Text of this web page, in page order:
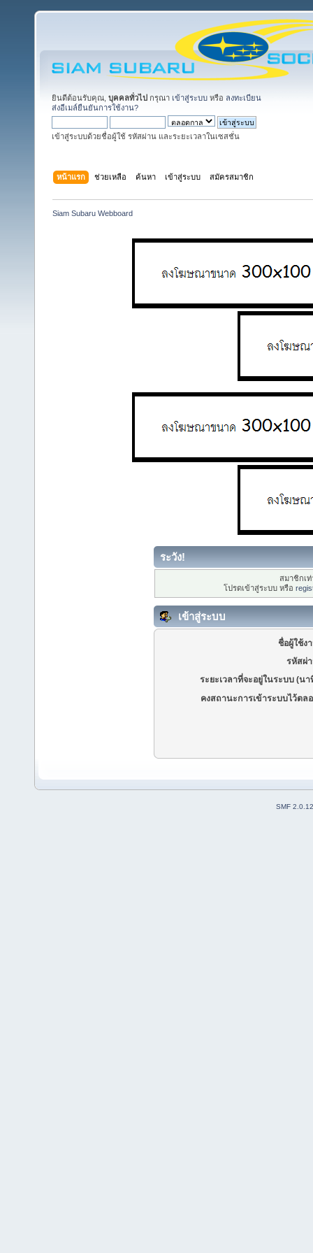
ยินดีต้อนรับคุณ, บุคคลทั่วไป กรุณา เข้าสู่ระบบ หรือ ลงทะเบียน
ส่งอีเมล์ยืนยันการใช้งาน?
เข้าสู่ระบบด้วยชื่อผู้ใช้ รหัสผ่าน และระยะเวลาในเซสชั่น
หน้าแรก ช่วยเหลือ ค้นหา เข้าสู่ระบบ สมัครสมาชิก
Siam Subaru Webboard
ระวัง!
สมาชิกเ
โปรดเข้าสู่ระบบ หรือ
เข้าสู่ระบบ
ชื่อผู้ใช้ง
รหัสผ่
ระยะเวลาที่จะอยู่ในระบบ (นา
คงสถานะการเข้าระบบไว้ตล
SMF 2.0.12